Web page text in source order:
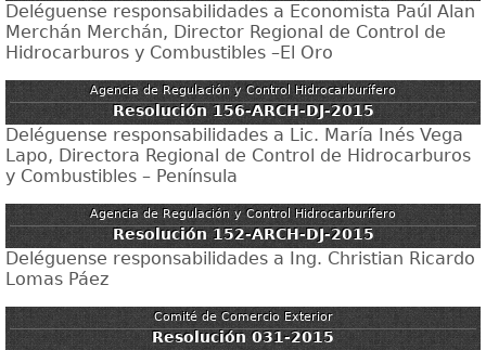
Deléguense responsabilidades a Economista Paúl Alan
Merchán Merchán, Director Regional de Control de
Hidrocarburos y Combustibles –El Oro
Agencia de Regulación y Control Hidrocarburífero
Resolución 156-ARCH-DJ-2015
Deléguense responsabilidades a Lic. María Inés Vega
Lapo, Directora Regional de Control de Hidrocarburos
y Combustibles – Península
Agencia de Regulación y Control Hidrocarburífero
Resolución 152-ARCH-DJ-2015
Deléguense responsabilidades a Ing. Christian Ricardo
Lomas Páez
Comité de Comercio Exterior
Resolución 031-2015